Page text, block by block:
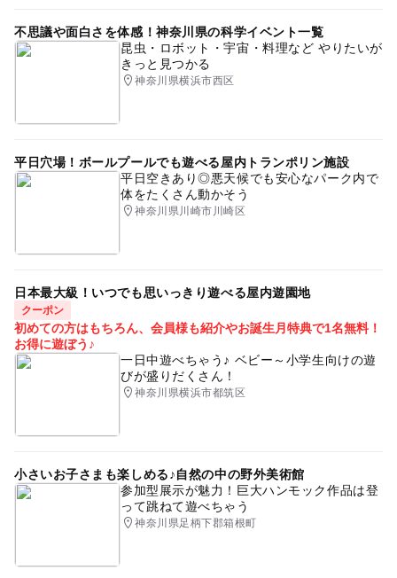
不思議や面白さを体感！神奈川県の科学イベント一覧
昆虫・ロボット・宇宙・料理など やりたいが
きっと見つかる
神奈川県横浜市西区
平日穴場！ボールプールでも遊べる屋内トランポリン施設
平日空きあり◎悪天候でも安心なパーク内で
体をたくさん動かそう
神奈川県川崎市川崎区
日本最大級！いつでも思いっきり遊べる屋内遊園地
クーポン
初めての方はもちろん、会員様も紹介やお誕生月特典で1名無料！
お得に遊ぼう♪
一日中遊べちゃう♪ ベビー～小学生向けの遊
びが盛りだくさん！
神奈川県横浜市都筑区
小さいお子さまも楽しめる♪自然の中の野外美術館
参加型展示が魅力！巨大ハンモック作品は登
って跳ねて遊べちゃう
神奈川県足柄下郡箱根町